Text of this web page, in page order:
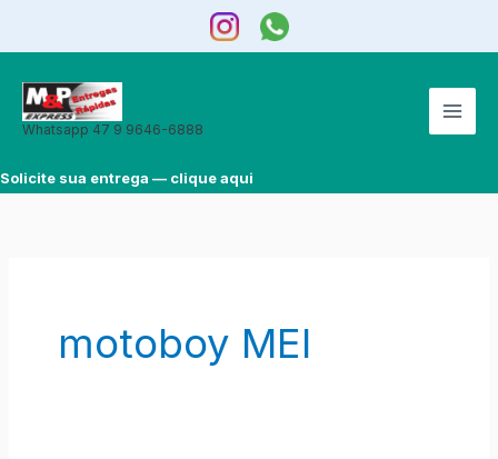
conteúdo
Whatsapp 47 9 9646-6888
Solicite sua entrega — clique aqui
motoboy MEI